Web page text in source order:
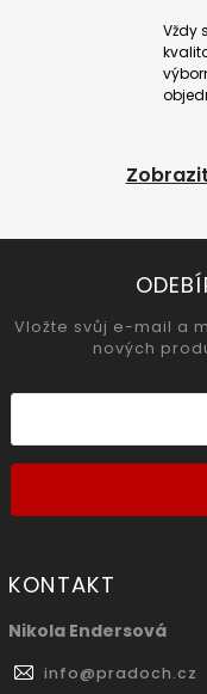
Vždy
Vložte svůj e-mail a
nových
KONTAKT
Nikola Endersová
info@pradoch.cz